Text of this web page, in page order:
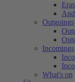
Outgoings
Incomings
What's on